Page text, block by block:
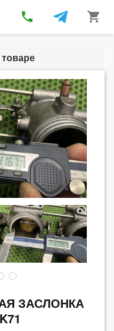
phone shopping_cart
ЗАСЛОНКА